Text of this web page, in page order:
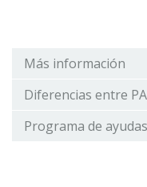
Más información
Diferencias entre
Programa de ayudas